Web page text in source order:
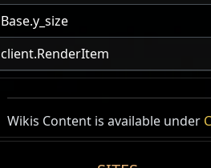
Base.y_size
client.RenderItem
US Realm Economy
Wiki
Source
Wikis Content is available under